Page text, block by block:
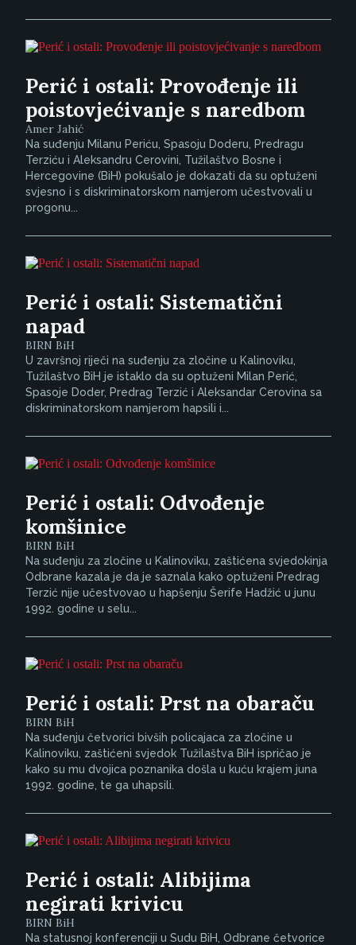
Perić i ostali: Provođenje ili
poistovjećivanje s naredbom
Amer Jahić
Na suđenju Milanu Periću, Spasoju Doderu, Predragu
Terziću i Aleksandru Cerovini, Tužilaštvo Bosne i
Hercegovine (BiH) pokušalo je dokazati da su optuženi
svjesno i s diskriminatorskom namjerom učestvovali u
progonu...
Perić i ostali: Sistematični
napad
BIRN BiH
U završnoj riječi na suđenju za zločine u Kalinoviku,
Tužilaštvo BiH je istaklo da su optuženi Milan Perić,
Spasoje Doder, Predrag Terzić i Aleksandar Cerovina sa
diskriminatorskom namjerom hapsili i...
Perić i ostali: Odvođenje
komšinice
BIRN BiH
Na suđenju za zločine u Kalinoviku, zaštićena svjedokinja
Odbrane kazala je da je saznala kako optuženi Predrag
Terzić nije učestvovao u hapšenju Šerife Hadžić u junu
1992. godine u selu...
Perić i ostali: Prst na obaraču
BIRN BiH
Na suđenju četvorici bivših policajaca za zločine u
Kalinoviku, zaštićeni svjedok Tužilaštva BiH ispričao je
kako su mu dvojica poznanika došla u kuću krajem juna
1992. godine, te ga uhapsili.
Perić i ostali: Alibijima
negirati krivicu
BIRN BiH
Na statusnoj konferenciji u Sudu BiH, Odbrane četvorice